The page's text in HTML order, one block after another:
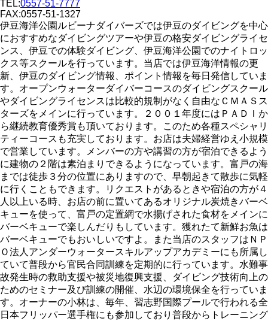
TEL:0557-51-7777
FAX:0557-51-1327
伊豆海洋公園ルビーナダイバーズでは伊豆のダイビングを中心
におすすめなダイビングツアーや伊豆の格安ダイビングライセ
ンス、伊豆での体験ダイビング、伊豆海洋公園でのナイトロッ
クス等スクールを行っています。当店では伊豆海洋情報の更
新、伊豆のダイビング情報、ポイント情報を毎日発信していま
す。オープンウォーターダイバーコースのダイビングスクール
やダイビングライセンスは比較的規制がなく自由なＣＭＡＳス
ターズをメインに行っています。２００１年度にはＰＡＤＩか
ら継続教育優秀賞も頂いております。このため各種スペシャリ
ティーコースも充実しております。お店は夫婦経営ゆえ小規模
で営業しています。メンバーの方や講習の方が宿泊できるよう
に建物の２階は素泊まりできるようになっています。富戸の海
までは徒歩３分の位置にありますので、早朝起きて散歩に気軽
に行くこともできます。リクエストがあるときや宿泊の方が４
人以上いる時、お店の前に置いてあるオリジナル炭焼きバーベ
キューを使って、富戸の定置網で水揚げされた食材をメインに
バーベキューで楽しんだりもしています。獲れたて新鮮お魚は
バーベキューでもおいしいですよ。また当店のスタッフはＮＰ
Ｏ法人アンダーウォータースキルアップアカデミーにも所属し
ていて普段から官民合同訓練を定期的に行っています。水難事
故発生時の救助支援や被災地復興支援、ダイビング技術向上の
ためのセミナー及び訓練の開催、水辺の環境保全を行っていま
す。オーナーの小林は、毎年、習志野国際プールで行われる全
日本フリッパー選手権にも参加しており普段からトレーニング